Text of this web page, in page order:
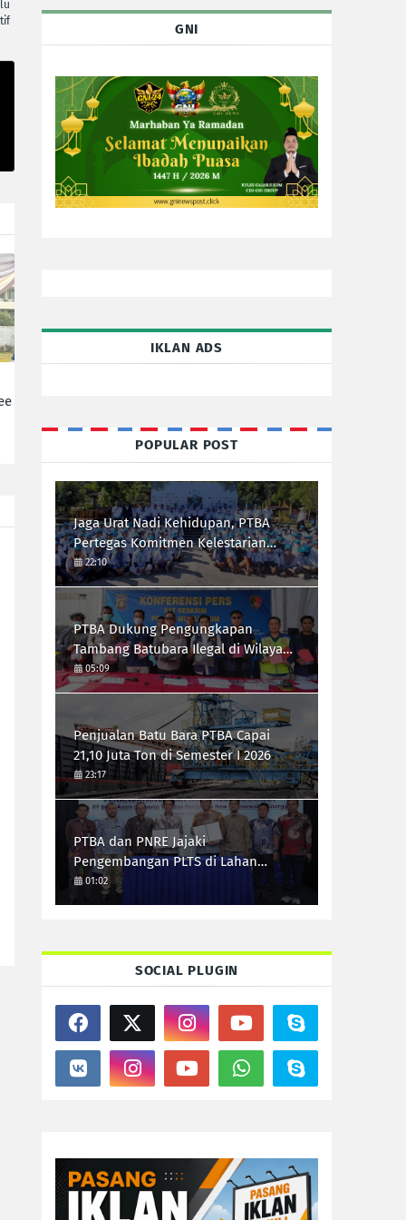
GNI
IKLAN ADS
POPULAR POST
Jaga Urat Nadi Kehidupan, PTBA
Pertegas Komitmen Kelestarian
Sungai dalam Konferensi Sungai
Indonesia 2026
22:10
PTBA Dukung Pengungkapan
Tambang Batubara Ilegal di Wilayah
IUP Perseroan
05:09
Penjualan Batu Bara PTBA Capai
21,10 Juta Ton di Semester I 2026
23:17
PTBA dan PNRE Jajaki
Pengembangan PLTS di Lahan
Pascatambang
01:02
SOCIAL PLUGIN